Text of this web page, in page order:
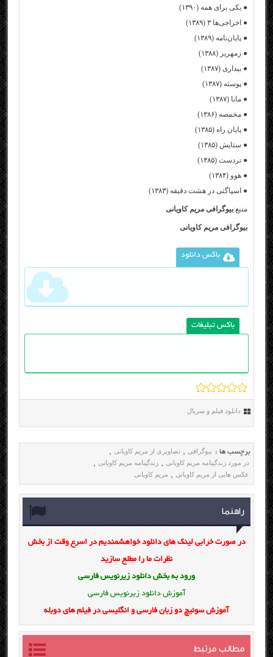
● یکی برای همه (۱۳۹۰)
● اخراجی‌ها ۳ (۱۳۸۹)
● پایان‌نامه (۱۳۸۹)
● زمهریر (۱۳۸۸)
● بیداری (۱۳۸۷)
● پوسته (۱۳۸۷)
● مانا (۱۳۸۷)
● مخمصه (۱۳۸۶)
● پایان راه (۱۳۸۵)
● ستایش (۱۳۸۵)
● تردست (۱۳۸۵)
● هوو (۱۳۸۴)
● اسپاگتی در هشت دقیقه (۱۳۸۳)
منبع:بیوگرافی مریم کاویانی
بیوگرافی مریم کاویانی
باکس دانلود
باکس تبلیغات
دانلود فیلم و سریال
برچسب ها : بیوگرافی , تصاویری از مریم کاویانی ,
در مورد زندگینامه مریم کاویانی , زندگینامه مریم کاویانی ,
عکس هایی از مریم کاویانی , مریم کاویانی
راهنما
در صورت خرابی لینک های دانلود خواهشمندیم در اسرع وقت از بخش
نظرات ما را مطلع سازید
ورود به بخش دانلود زیرنویس فارسی
آموزش دانلود زیرنویس فارسی
آموزش سوئیچ دو زبان فارسی و انگلیسی در فیلم های دوبله
مطالب مرتبط